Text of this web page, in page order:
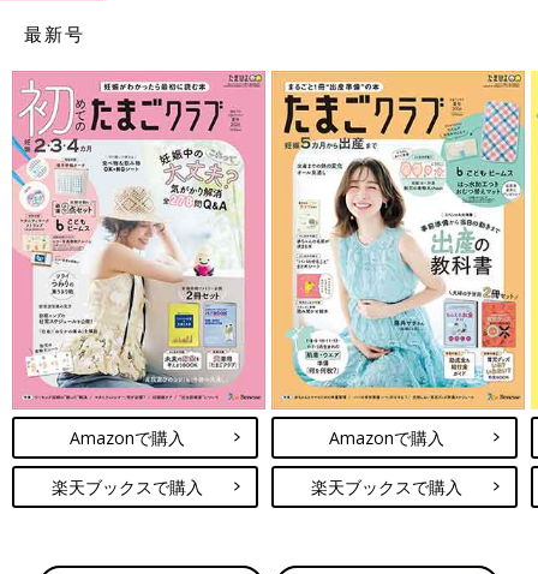
最新号
Amazonで購入
楽天ブックスで購入
Amazonで購入
楽天ブックスで購入